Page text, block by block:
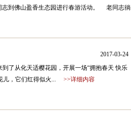
志到佛山盈香生态园进行春游活动。 老同志徜
2017-03-24
了从化天适樱花园，开展一场“拥抱春天 快乐
儿，它们红得似火... >>详细内容